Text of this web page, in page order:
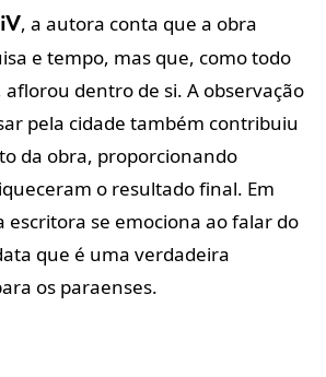
, a autora conta que a obra
e tempo, mas que, como todo
dentro de si. A observação
pela cidade também contribuiu
da obra, proporcionando
o resultado final. Em
escritora se emociona ao falar do
que é uma verdadeira
os paraenses.